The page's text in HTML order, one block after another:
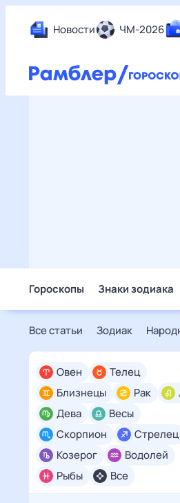
Новости ЧМ-2026
Гороскопы Знаки зодиака
Все статьи Зодиак
Все
Овен
Телец
Близнецы
Рак
Дева
Весы
Скорпион
Стрелец
Козерог
Водолей
Рыбы